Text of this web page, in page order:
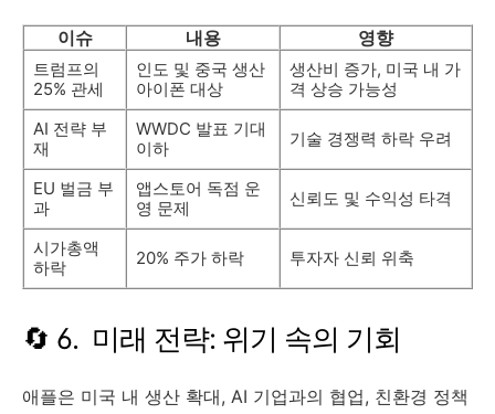
이슈 내용 영향
트럼프의
25% 관세
인도 및 중국 생산
아이폰 대상
생산비 증가, 미국 내 가
격 상승 가능성
AI 전략 부
재
WWDC 발표 기대
이하
기술 경쟁력 하락 우려
EU 벌금 부
과
앱스토어 독점 운
영 문제
신뢰도 및 수익성 타격
시가총액
하락
20% 주가 하락 투자자 신뢰 위축
🔄 6. 미래 전략: 위기 속의 기회
애플은 미국 내 생산 확대, AI 기업과의 협업, 친환경 정책